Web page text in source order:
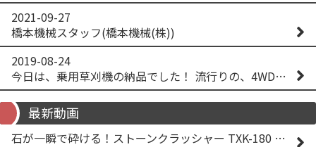
2021-09-27
橋本機械スタッフ(橋本機械(株))
2019-08-24
今日は、乗用草刈機の納品でした！ 流行りの、4WD！ #イセキアグリ #オーレック #四駆 #増税間近
最新動画
石が一瞬で砕ける！ストーンクラッシャー TXK-180 実演